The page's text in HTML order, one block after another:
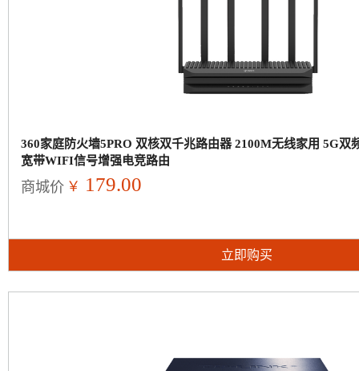
360家庭防火墙5PRO 双核双千兆路由器 2100M无线家用 5G双
宽带WIFI信号增强电竞路由
商城价 ￥ 179.00
立即购买